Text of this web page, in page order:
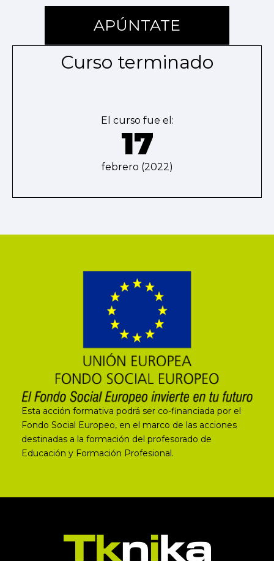
APÚNTATE
Curso terminado
El curso fue el:
17
febrero (2022)
Esta acción formativa podrá ser co-financiada por el
Fondo Social Europeo, en el marco de las acciones
destinadas a la formación del profesorado de
Educación y Formación Profesional.